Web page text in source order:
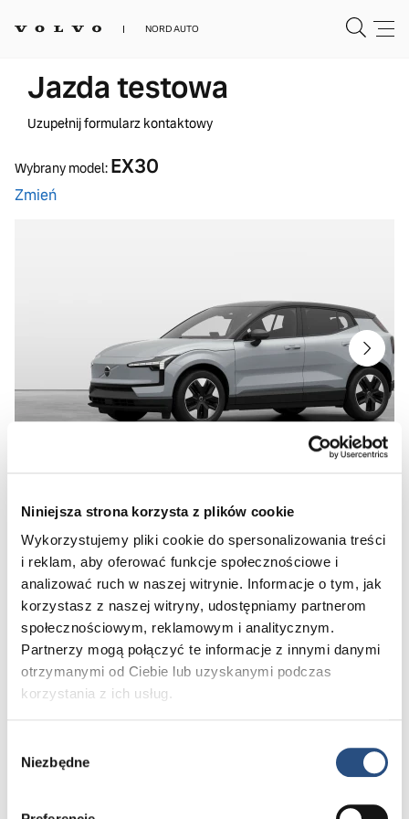
Niniejsza strona korzysta z plików cookie
Wykorzystujemy pliki cookie do spersonalizowania treści
i reklam, aby oferować funkcje społecznościowe i
analizować ruch w naszej witrynie. Informacje o tym, jak
korzystasz z naszej witryny, udostępniamy partnerom
społecznościowym, reklamowym i analitycznym.
Partnerzy mogą połączyć te informacje z innymi danymi
otrzymanymi od Ciebie lub uzyskanymi podczas
korzystania z ich usług.
zgody
Niezbędne
NORD AUTO
Jazda testowa
Uzupełnij formularz kontaktowy
Wybrany model: EX30
Zmień
Preferowana data:
Przed 15:00
Po 15:00
Skontaktujemy się z Tobą w ciągu 12 h w celu ustalenia konkretnego
terminu jazdy próbnej
Dane kontaktowe:
Nazwisko*
Numer telefonu*